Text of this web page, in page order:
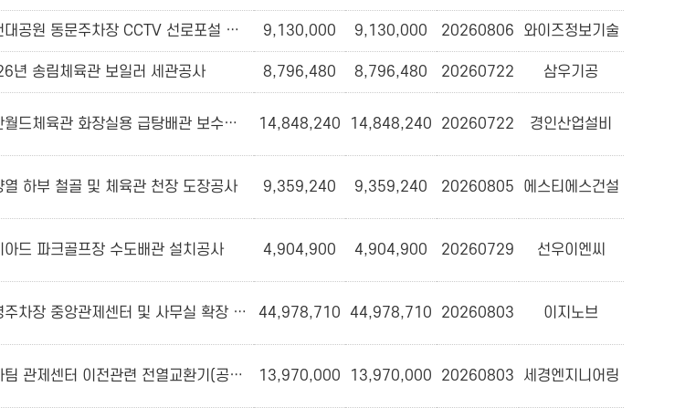
인천대공원 동문주차장 CCTV 선로포설 및 POE 교체공사 9,130,000 9,130,000 20260806 와이즈정보기술
년 송림체육관 보일러 세관공사 8,796,480 8,796,480 20260722 삼우기공
삼산월드체육관 화장실용 급탕배관 보수공사 14,848,240 14,848,240 20260722 경인산업설비
열 하부 철골 및 체육관 천장 도장공사 9,359,240 9,359,240 20260805 에스티에스건설
아드 파크골프장 수도배관 설치공사 4,904,900 4,904,900 20260729 선우이엔씨
공영주차장 중앙관제센터 및 사무실 확장 이전 통신공사 44,978,710 44,978,710 20260803 이지노브
주차팀 관제센터 이전관련 전열교환기(공조덕트 신설)공사 13,970,000 13,970,000 20260803 세경엔지니어링